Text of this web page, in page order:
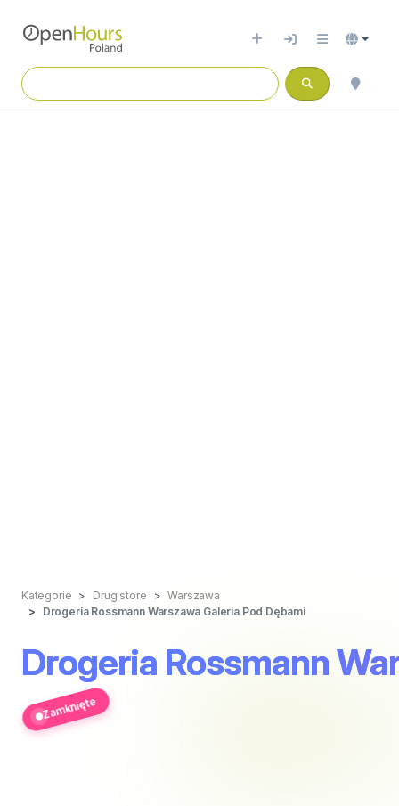
Kategorie Drug store
Warszawa
Drogeria Rossmann Warszawa Galeria Pod Dębami
Drogeria Rossmann
Zamknięte